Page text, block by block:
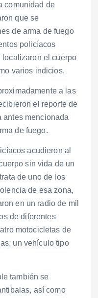
comunidad de
que se
de arma de fuego
policíacos
el cuerpo
varios indicios.
a las
el reporte de
antes mencionada
de fuego.
acudieron al
sin vida de un
de uno de los
de esa zona,
en un radio de mil
de diferentes
motocicletas de
un vehículo tipo
también se
así como